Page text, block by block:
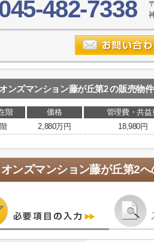
482-7338
ンズマンション藤が丘第2 の販売物
階 価格 管理費・共益
2,880万円 18,980円
ンズマンション藤が丘第2へ